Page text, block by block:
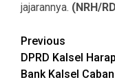
jajarannya. (NRH/
Continue
Reading
Previous
DPRD Kalsel
Bank Kalsel